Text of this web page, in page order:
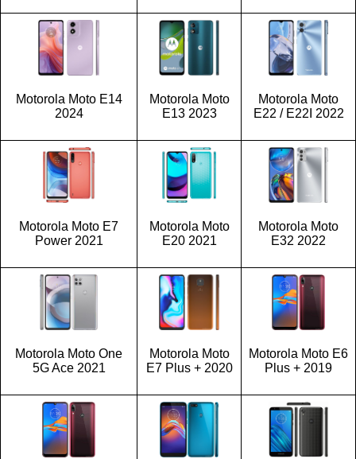
Motorola Moto E14
2024
Motorola Moto
E13 2023
Motorola Moto
E22 / E22I 2022
Motorola Moto E7
Power 2021
Motorola Moto
E20 2021
Motorola Moto
E32 2022
Motorola Moto One
5G Ace 2021
Motorola Moto
E7 Plus + 2020
Motorola Moto E6
Plus + 2019